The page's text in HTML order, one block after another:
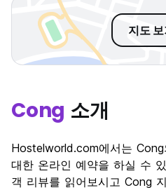
지도 보
Cong 소개
Hostelworld.com에서는
대한 온라인 예약을 하실 수
객 리뷰를 읽어보시고 Cong